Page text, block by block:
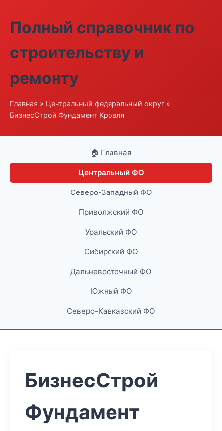
Полный справочник по
строительству и
ремонту
Главная » Центральный федеральный округ »
БизнесСтрой Фундамент Кровля
🏠 Главная
Центральный ФО
Северо-Западный ФО
Приволжский ФО
Уральский ФО
Сибирский ФО
Дальневосточный ФО
Южный ФО
Северо-Кавказский ФО
БизнесСтрой
Фундамент